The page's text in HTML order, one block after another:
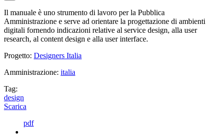
Il manuale è uno strumento di lavoro per la Pubblica
Amministrazione e serve ad orientare la progettazione di ambienti
digitali fornendo indicazioni relative al service design, alla user
research, al content design e alla user interface.
Progetto: Designers Italia
Amministrazione: italia
Tag:
design
Scarica
pdf